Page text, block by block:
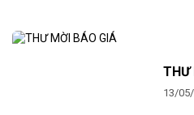
THƯ
13/